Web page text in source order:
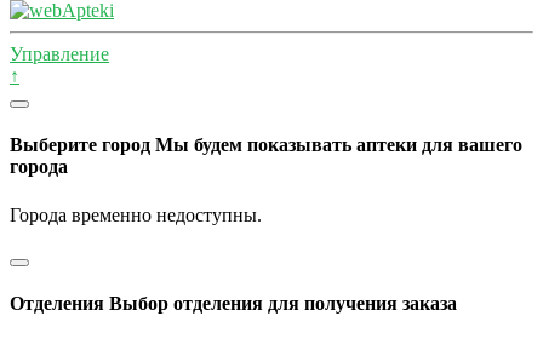
Управление
↑
Выберите город Мы будем показывать аптеки для вашего
города
Города временно недоступны.
Отделения Выбор отделения для получения заказа